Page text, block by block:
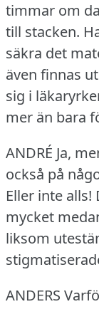
timmar om
till stacken.
säkra det
även finnas
sig i
mer än bara
ANDRÉ Ja,
också på
Eller inte alls!
mycket
liksom
ANDERS